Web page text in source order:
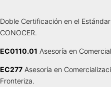
Doble Certificación en el
CONOCER.
EC0110.01 Asesoría en
EC277 Asesoría en
Fronteriza.